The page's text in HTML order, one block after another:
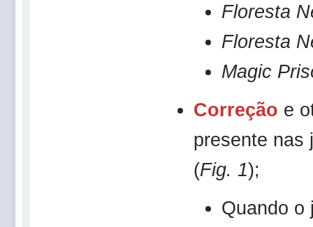
Floresta
Floresta
Magic
Correção e
presente
(Fig. 1);
Quando o